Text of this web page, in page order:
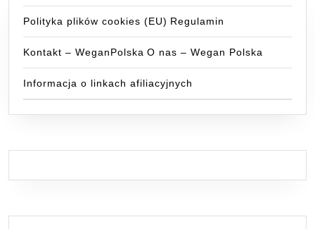
Polityka plików cookies (EU) Regulamin
Kontakt – WeganPolska O nas – Wegan Polska
Informacja o linkach afiliacyjnych